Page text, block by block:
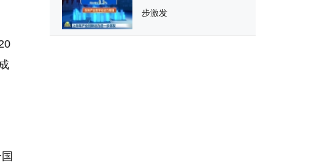
步激发